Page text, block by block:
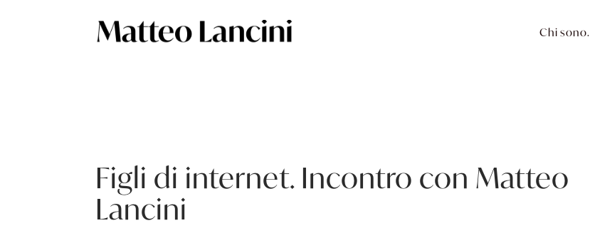
Chi sono.
Figli di internet. Incontro con Matteo
Lancini